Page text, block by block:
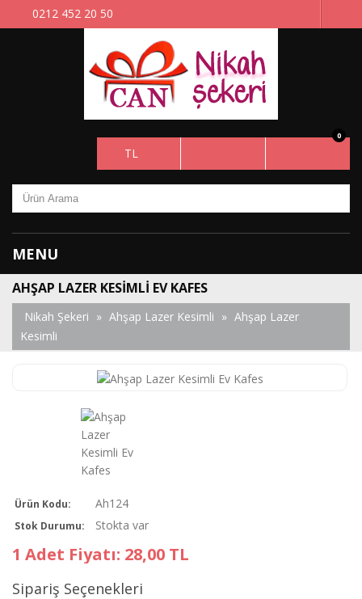
0212 452 20 50
TL
0
MENU
Nikah Şekeri » Ahşap Lazer Kesimli » Ahşap Lazer
Kesimli
AHŞAP LAZER KESIMLI EV KAFES
Ürün Kodu: Ah124
Stok Durumu: Stokta var
1 Adet Fiyatı: 28,00 TL
Sipariş Seçenekleri